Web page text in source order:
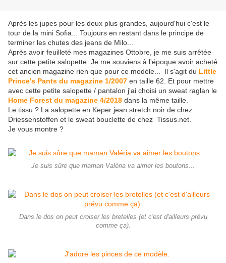
Après les jupes pour les deux plus grandes, aujourd'hui c'est le
tour de la mini Sofia... Toujours en restant dans le principe de
terminer les chutes des jeans de Milo...
Après avoir feuilleté mes magazines Ottobre, je me suis arrêtée
sur cette petite salopette. Je me souviens à l'époque avoir acheté
cet ancien magazine rien que pour ce modèle... Il s'agit du Little
Prince's Pants du magazine 1/2007 en taille 62. Et pour mettre
avec cette petite salopette / pantalon j'ai choisi un sweat raglan le
Home Forest du magazine 4/2018 dans la même taille.
Le tissu ? La salopette en Keper jean stretch noir de chez
Driessenstoffen et le sweat bouclette de chez Tissus.net.
Je vous montre ?
Je suis sûre que maman Valéria va aimer les boutons...
Dans le dos on peut croiser les bretelles (et c'est d'ailleurs prévu
comme ça).